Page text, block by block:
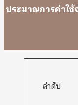
ประมาณการค่าใช้
ลำดับ